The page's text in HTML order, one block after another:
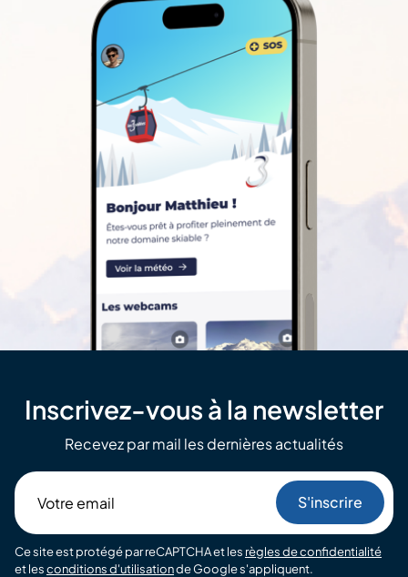
Inscrivez-vous à la newsletter
Recevez par mail les dernières actualités
email
Ce site est protégé par reCAPTCHA et les règles de confidentialité
et lesconditions d'utilisationde Google s'appliquent.